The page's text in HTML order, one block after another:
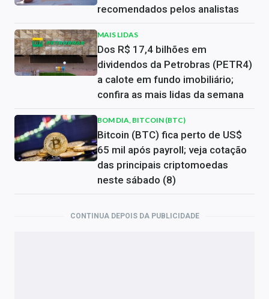
recomendados pelos analistas
MAIS LIDAS
Dos R$ 17,4 bilhões em
dividendos da Petrobras (PETR4)
a calote em fundo imobiliário;
confira as mais lidas da semana
BOM DIA, BITCOIN (BTC)
Bitcoin (BTC) fica perto de US$
65 mil após payroll; veja cotação
das principais criptomoedas
neste sábado (8)
CONTINUA DEPOIS DA PUBLICIDADE